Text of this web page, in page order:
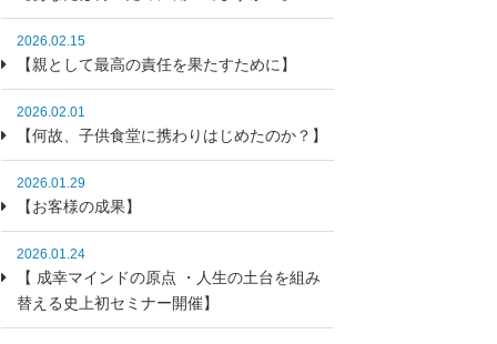
2026.02.15
【親として最高の責任を果たすために】
2026.02.01
【何故、子供食堂に携わりはじめたのか？】
2026.01.29
【お客様の成果】
2026.01.24
【 成幸マインドの原点 ・人生の土台を組み
替える史上初セミナー開催】